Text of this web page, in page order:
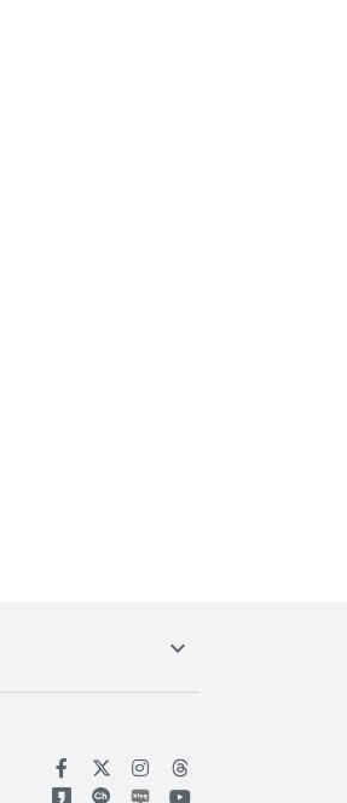
keyboard_arrow_down
위키트리 페이스북위키트리 인스타그램